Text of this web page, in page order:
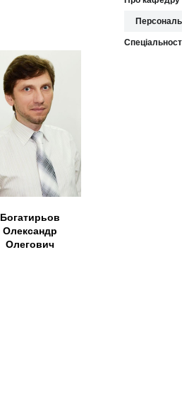
Богатирьов
Олександр
Олегович